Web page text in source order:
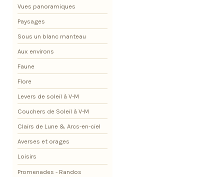
Vues panoramiques
Paysages
Sous un blanc manteau
Aux environs
Faune
Flore
Levers de soleil à V-M
Couchers de Soleil à V-M
Clairs de Lune & Arcs-en-ciel
Averses et orages
Loisirs
Promenades - Randos